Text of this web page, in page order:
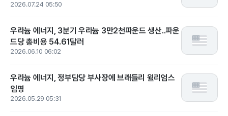
2026.07.24 05:50
우라늄 에너지, 3분기 우라늄 3만2천파운드 생산..파운
드당 총비용 54.61달러
2026.06.10 06:02
우라늄 에너지, 정부담당 부사장에 브래들리 윌리엄스
임명
2026.05.29 05:31